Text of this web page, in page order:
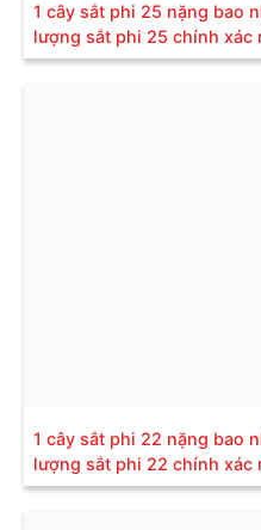
1 cây sắt phi 25 nặng bao
lượng sắt phi 25 chính xác
1 cây sắt phi 22 nặng bao
lượng sắt phi 22 chính xác